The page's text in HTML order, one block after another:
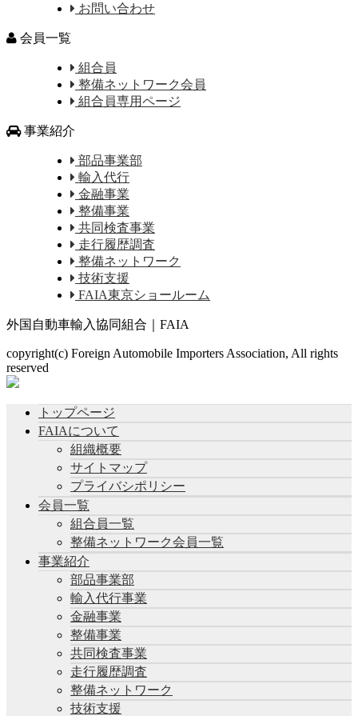
お問い合わせ
会員一覧
組合員
整備ネットワーク会員
組合員専用ページ
事業紹介
部品事業部
輸入代行
金融事業
整備事業
共同検査事業
走行履歴調査
整備ネットワーク
技術支援
FAIA東京ショールーム
外国自動車輸入協同組合｜FAIA
copyright(c) Foreign Automobile Importers Association, All rights
reserved
トップページ
FAIAについて
組織概要
サイトマップ
プライバシポリシー
会員一覧
組合員一覧
整備ネットワーク会員一覧
事業紹介
部品事業部
輸入代行事業
金融事業
整備事業
共同検査事業
走行履歴調査
整備ネットワーク
技術支援